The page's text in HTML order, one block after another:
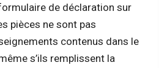
de déclaration sur
pièces ne sont pas
contenus dans le
s’ils remplissent la